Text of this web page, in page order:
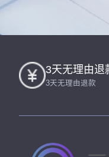
3天无理由退
3天无理由退款